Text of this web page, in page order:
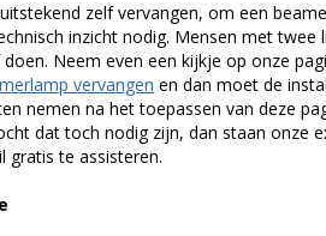
zelf vervangen, om een
inzicht nodig. Mensen met twee
Neem even een kijkje op onze
vervangen en dan moet de
nemen na het toepassen van deze
dat toch nodig zijn, dan staan onze
gratis te assisteren.